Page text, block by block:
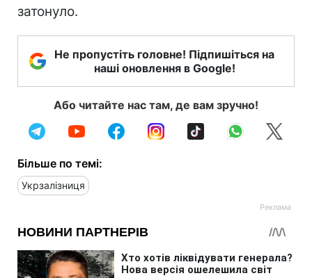
затонуло.
Не пропустіть головне! Підпишіться на
наші оновлення в Google!
Або читайте нас там, де вам зручно!
Більше по темі:
Укрзалізниця